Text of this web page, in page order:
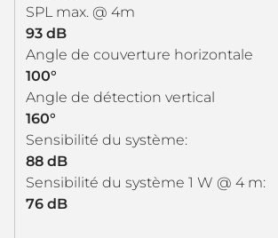
SPL max. @ 4m
93 dB
Angle de couverture horizontale
100°
Angle de détection vertical
160°
Sensibilité du système:
88 dB
Sensibilité du système 1 W @ 4 m:
76 dB